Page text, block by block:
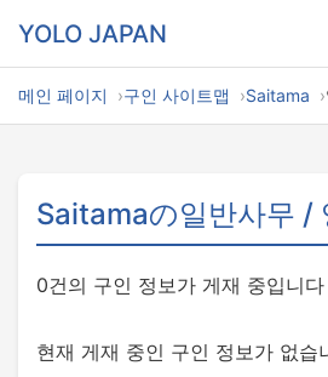
YOLO JAPAN
메인 페이지 구인 사이트맵 Saitama
Saitamaの일반사무 /
0건의 구인 정보가 게재 중입니다
현재 게재 중인 구인 정보가 없습